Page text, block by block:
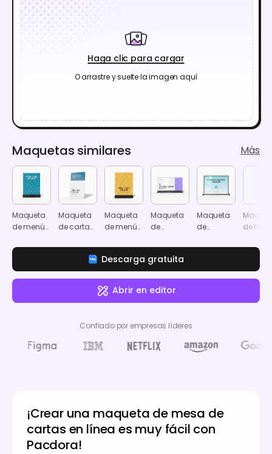
Haga clic para cargar
O arrastre y suelte la imagen aquí
Maquetas similares Más
Maqueta
de menú
formato
Maqueta
de carta
Maqueta
de menú
formato
A5
Maqueta
de
en banner
de pie
Maqueta
de
en banner
de
Descarga gratuita
Abrir en editor
Confiado por empresas líderes
¡Crear una maqueta de mesa de
cartas en línea es muy fácil con
Pacdora!